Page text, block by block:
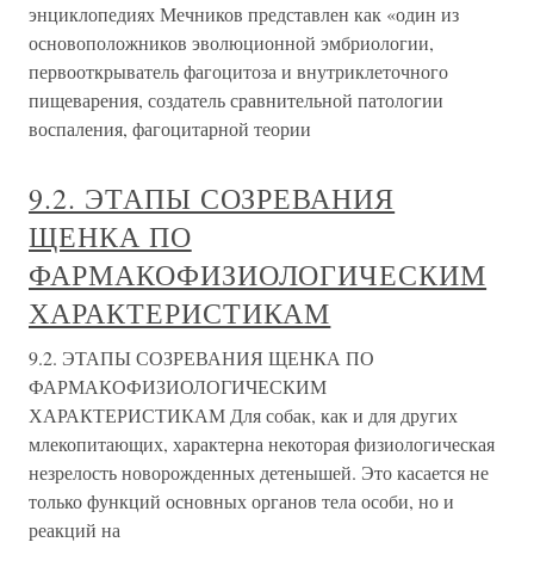
энциклопедиях Мечников представлен как «один из
основоположников эволюционной эмбриологии,
первооткрыватель фагоцитоза и внутриклеточного
пищеварения, создатель сравнительной патологии
воспаления, фагоцитарной теории
9.2. ЭТАПЫ СОЗРЕВАНИЯ
ЩЕНКА ПО
ФАРМАКОФИЗИОЛОГИЧЕСКИМ
ХАРАКТЕРИСТИКАМ
9.2. ЭТАПЫ СОЗРЕВАНИЯ ЩЕНКА ПО
ФАРМАКОФИЗИОЛОГИЧЕСКИМ
ХАРАКТЕРИСТИКАМ Для собак, как и для других
млекопитающих, характерна некоторая физиологическая
незрелость новорожденных детенышей. Это касается не
только функций основных органов тела особи, но и
реакций на